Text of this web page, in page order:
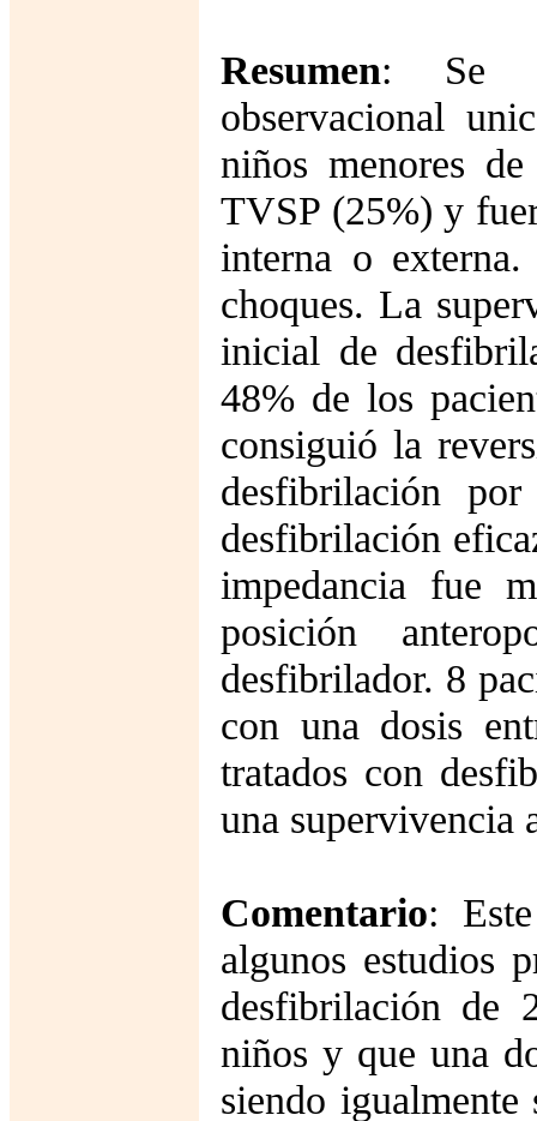
Resumen: Se
observacional
niños menores
TVSP (25%) y
interna o
choques. La
inicial de
48% de los
consiguió la
desfibrilación
desfibrilación
impedancia fue
posición
desfibrilador. 8
con una dosis
tratados con
una supervivencia
Comentario:
algunos estudios
desfibrilación de
niños y que una
siendo igualmente